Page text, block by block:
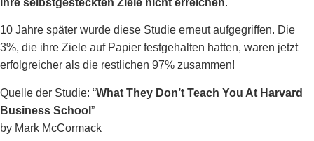
ihre selbstgesteckten Ziele nicht erreichen.
10 Jahre später wurde diese Studie erneut aufgegriffen. Die
3%, die ihre Ziele auf Papier festgehalten hatten, waren jetzt
erfolgreicher als die restlichen 97% zusammen!
Quelle der Studie: “What They Don’t Teach You At Harvard
Business School ”
by Mark McCormack